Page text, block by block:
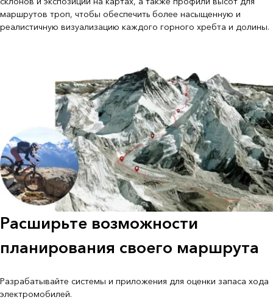
маршрутов троп, чтобы обеспечить более насыщенную и
реалистичную визуализацию каждого горного хребта и долины.
Расширьте возможности
планирования своего маршрута
Разрабатывайте системы и приложения для оценки запаса хода
электромобилей.